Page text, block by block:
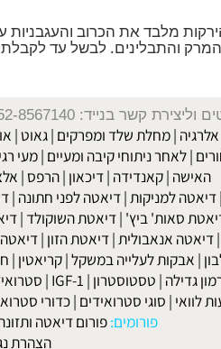
את הכרוב והעגבניות עד
קשר בנייד: 052-8567140
|מחלת שלד ומפרקים |גאוט |
| לאחר ניתוחי קיבה ומעיים| מעי רגיז |
|קאנדידה|דיכאון|הרפס |
למניקות| דיאטה לפני חתונה|
ביץ'|דיאטת השוקולד|דיאטת
אנאבולית|דיאטת הזון|דיאטה
לעלייה במשקל|קריאטין|
טסטוסטרון|
IGF-1
|סטרואידים
כדורי